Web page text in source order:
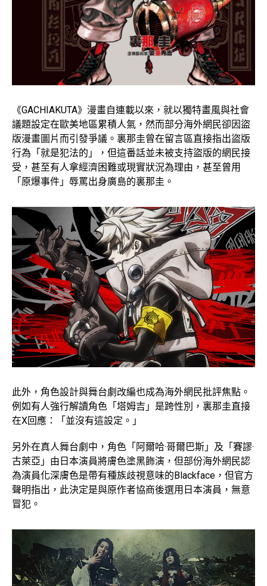
《GACHIAKUTA》漫畫自連載以來，就以獨特畫風與社會
議題設定在歐美地區累積人氣，然而部分海外網民卻因盜
版漫畫圖片而引發爭議。裏那圭曾在留言區直接指出盜版
行為「就是犯法的」，但這番話並未被支持盜版的網民接
受，甚至有人拿經濟困難或現實狀況為理由，甚至曾用
「原爆事件」辱罵出身廣島的裏那圭。
此外，角色設計與舞台劇改編也成為海外網民批評焦點。
例如有人強行解讀角色「塔姆吉」是跨性別，裏那圭直接
在X回應：「並沒有這設定。」
另外在真人舞台劇中，角色「阿爾哈·哥爾巴斯」及「賽謬·
古萊亞」由日本演員將膚色塗黑飾演，但部份海外網民認
為演員化深膚色是帶有種族歧視意味的Blackface，但官方
聲明指出，此決定是與原作者協商後選用日本演員，無意
冒犯。